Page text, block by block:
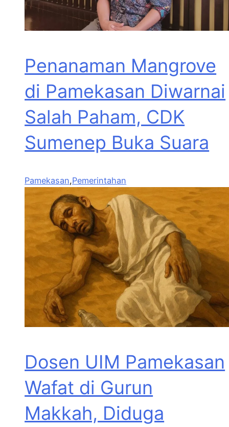
Penanaman Mangrove
di Pamekasan Diwarnai
Salah Paham, CDK
Sumenep Buka Suara
Pamekasan,Pemerintahan
Dosen UIM Pamekasan
Wafat di Gurun
Makkah, Diduga